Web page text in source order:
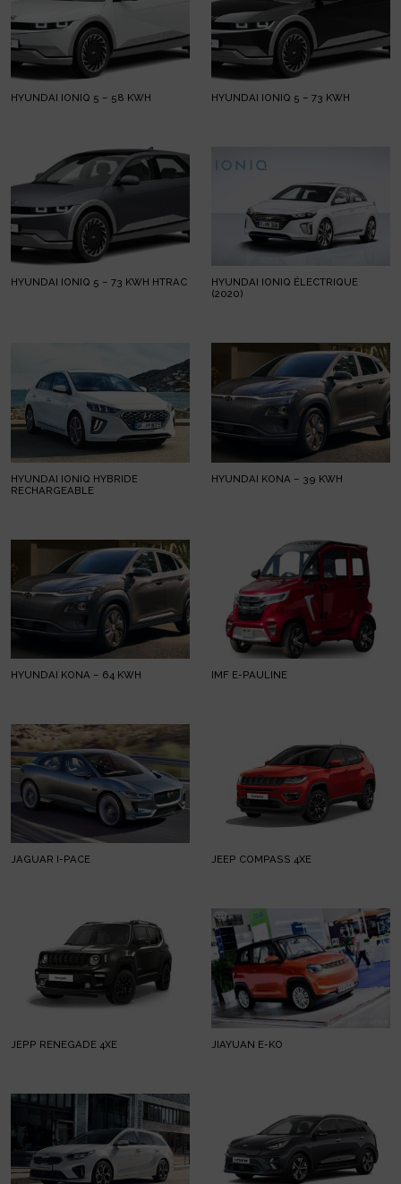
HYUNDAI IONIQ 5 – 58 KWH HYUNDAI IONIQ 5 – 73 KWH
HYUNDAI IONIQ 5 – 73 KWH HTRAC
HYUNDAI IONIQ ÉLECTRIQUE
(2020)
HYUNDAI IONIQ HYBRIDE
RECHARGEABLE
HYUNDAI KONA – 39 KWH
HYUNDAI KONA – 64 KWH IMF E-PAULINE
JAGUAR I-PACE JEEP COMPASS 4XE
JEPP RENEGADE 4XE JIAYUAN E-KO